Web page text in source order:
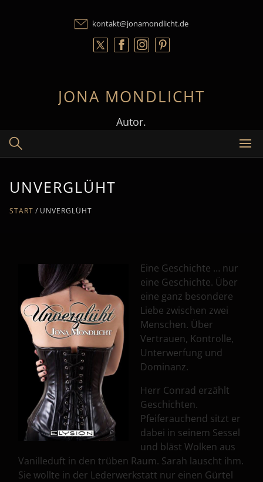
kontakt@jonamondlicht.de
JONA MONDLICHT
Autor.
UNVERGLÜHT
START UNVERGLÜHT
Eine Geschichte … nur
eine Geschichte. Über
eine ganz besondere
Liebe zwischen zwei
Menschen. Über
Vertrauen, Kontrolle,
Unterwerfung und
Dominanz.
Herr Conrad erzählt
Geschichten.
Pfeiferauchend sitzt er
dabei in seinem Sessel
und bläst Wolken aus
Vanilleduft in den trüben Raum. Sarah lauscht ihm.
Sie wollte in der Lederwerkstatt nur einen Gürtel